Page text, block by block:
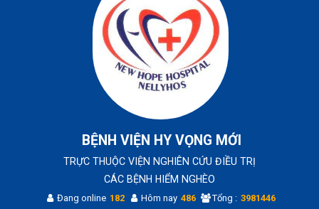
BỆNH VIỆN HY VỌNG MỚI
TRỰC THUỘC VIỆN NGHIÊN CỨU ĐIỀU TRỊ
CÁC BỆNH HIỂM NGHÈO
Đang online 182 Hôm nay 486 Tổng : 3981446